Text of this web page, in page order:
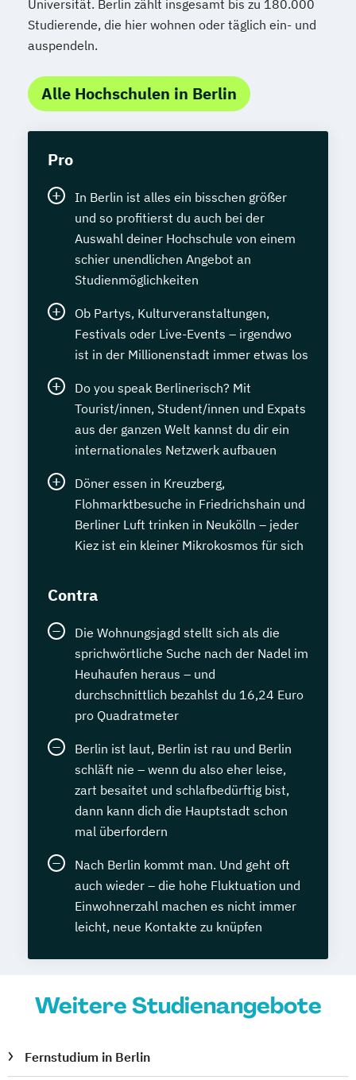
Universität. Berlin zählt insgesamt bis zu 180.000
Studierende, die hier wohnen oder täglich ein- und
auspendeln.
Alle Hochschulen in Berlin
Pro
In Berlin ist alles ein bisschen größer
und so profitierst du auch bei der
Auswahl deiner Hochschule von einem
schier unendlichen Angebot an
Studienmöglichkeiten
Ob Partys, Kulturveranstaltungen,
Festivals oder Live-Events – irgendwo
ist in der Millionenstadt immer etwas los
Do you speak Berlinerisch? Mit
Tourist/innen, Student/innen und Expats
aus der ganzen Welt kannst du dir ein
internationales Netzwerk aufbauen
Döner essen in Kreuzberg,
Flohmarktbesuche in Friedrichshain und
Berliner Luft trinken in Neukölln – jeder
Kiez ist ein kleiner Mikrokosmos für sich
Contra
Die Wohnungsjagd stellt sich als die
sprichwörtliche Suche nach der Nadel im
Heuhaufen heraus – und
durchschnittlich bezahlst du 16,24 Euro
pro Quadratmeter
Berlin ist laut, Berlin ist rau und Berlin
schläft nie – wenn du also eher leise,
zart besaitet und schlafbedürftig bist,
dann kann dich die Hauptstadt schon
mal überfordern
Nach Berlin kommt man. Und geht oft
auch wieder – die hohe Fluktuation und
Einwohnerzahl machen es nicht immer
leicht, neue Kontakte zu knüpfen
Weitere Studienangebote
Fernstudium in Berlin